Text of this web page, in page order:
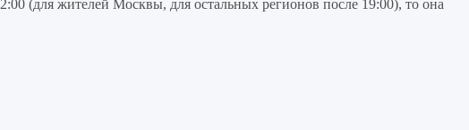
(для жителей Москвы, для остальных регионов после 19:00), то она